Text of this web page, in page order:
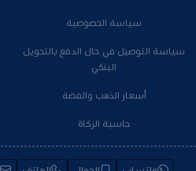
سياسة الخصوصية
سياسة التوصيل في حال الدفع بالتحويل
البنكي
أسعار الذهب والفضة
حاسبة الزكاة